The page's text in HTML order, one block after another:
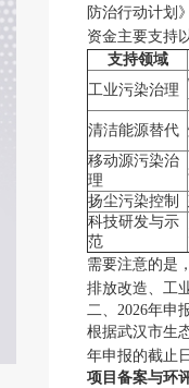
防治行动计划
资金主要支持
支持领域
工业污染治理
清洁能源替代
移动源污染治
理
扬尘污染控制
科技研发与示
范
需要注意的是
排放改造、工
二、2026年申
根据武汉市生
年申报的截止
项目备案与环